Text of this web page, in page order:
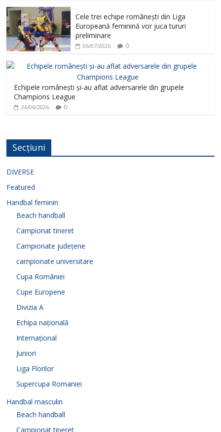
Cele trei echipe românești din Liga
Europeană feminină vor juca tururi
preliminare
06/07/2026 0
Echipele românești și-au aflat adversarele din grupele
Champions League
26/06/2026 0
Secțiuni
DIVERSE
Featured
Handbal feminin
Beach handball
Campionat tineret
Campionate județene
campionate universitare
Cupa României
Cupe Europene
Divizia A
Echipa națională
Internațional
Juniori
Liga Florilor
Supercupa Romaniei
Handbal masculin
Beach handball
Campionat tineret